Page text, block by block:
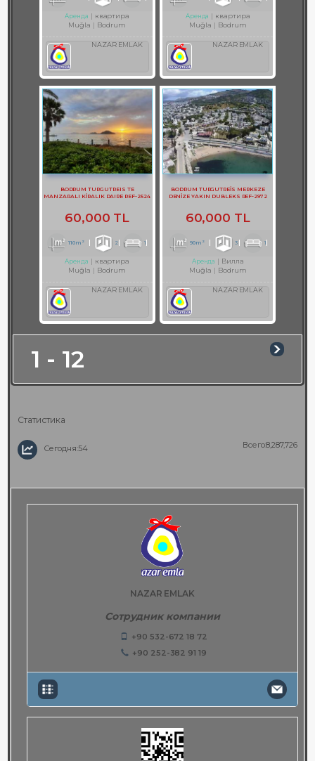
Аренда
квартира
Muğla
Bodrum
NAZAR EMLAK
Аренда
квартира
Muğla
Bodrum
NAZAR EMLAK
BODRUM TURGUTREIS TE
MANZARALI KİRALIK DAIRE REF-2524
60,000 TL
110m² 2 1
Аренда
квартира
Muğla
Bodrum
NAZAR EMLAK
BODRUM TURGUTREİS MERKEZE
DENİZE YAKIN DUBLEKS REF-2972
60,000 TL
90m² 3 1
Аренда
Вилла
Muğla
Bodrum
NAZAR EMLAK
1 - 12
Статистика
Сегодня:54 Всего:8,287,726
NAZAR EMLAK
Сотрудник компании
+90 532-672 18 72
+90 252-382 91 19